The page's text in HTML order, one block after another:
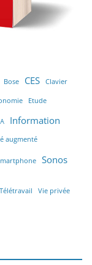
Bose CES Clavier
Etude
Information
augmenté
Sonos
Télétravail Vie privée